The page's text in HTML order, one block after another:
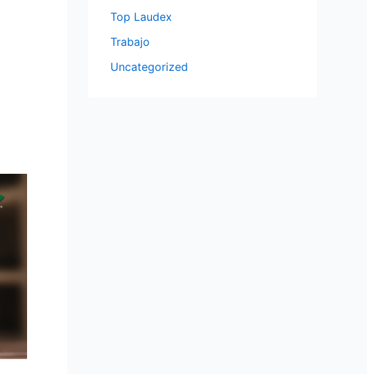
Top Laudex
Trabajo
Uncategorized